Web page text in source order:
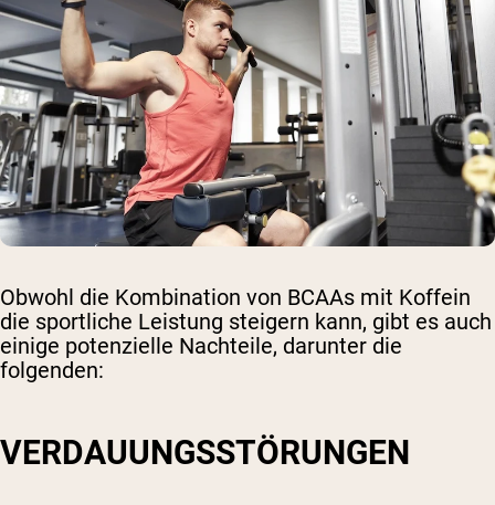
Obwohl die Kombination von BCAAs mit Koffein
die sportliche Leistung steigern kann, gibt es auch
einige potenzielle Nachteile, darunter die
folgenden:
VERDAUUNGSSTÖRUNGEN